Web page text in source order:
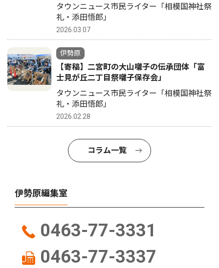
タウンニュース市民ライター「相模国神社祭
礼・添田悟郎」
2026.03.07
伊勢原
【寄稿】二宮町の大山囃子の伝承団体「富
士見が丘二丁目祭囃子保存会」
タウンニュース市民ライター「相模国神社祭
礼・添田悟郎」
2026.02.28
コラム一覧
伊勢原編集室
0463-77-3331
0463-77-3337